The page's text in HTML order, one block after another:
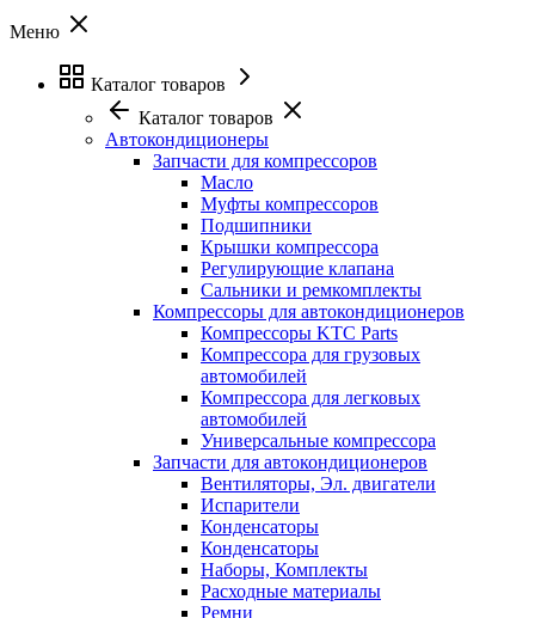
Меню
Каталог товаров
Каталог товаров
Автокондиционеры
Запчасти для компрессоров
Масло
Муфты компрессоров
Подшипники
Крышки компрессора
Регулирующие клапана
Сальники и ремкомплекты
Компрессоры для автокондиционеров
Компрессоры KTC Parts
Компрессора для грузовых
автомобилей
Компрессора для легковых
автомобилей
Универсальные компрессора
Запчасти для автокондиционеров
Вентиляторы, Эл. двигатели
Испарители
Конденсаторы
Конденсаторы
Наборы, Комплекты
Расходные материалы
Ремни